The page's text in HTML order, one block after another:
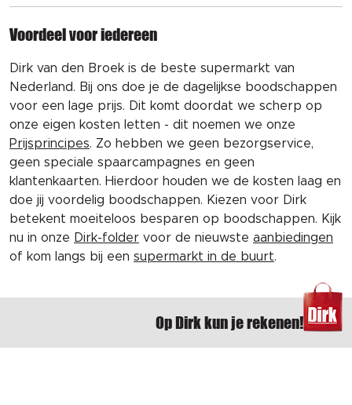
Voordeel voor iedereen
Dirk van den Broek is de beste supermarkt van
Nederland. Bij ons doe je de dagelijkse boodschappen
voor een lage prijs. Dit komt doordat we scherp op
onze eigen kosten letten - dit noemen we onze
Prijsprincipes. Zo hebben we geen bezorgservice,
geen speciale spaarcampagnes en geen
klantenkaarten. Hierdoor houden we de kosten laag en
doe jij voordelig boodschappen. Kiezen voor Dirk
betekent moeiteloos besparen op boodschappen. Kijk
nu in onze Dirk-folder voor de nieuwste aanbiedingen
of kom langs bij een supermarkt in de buurt.
Op Dirk kun je rekenen!